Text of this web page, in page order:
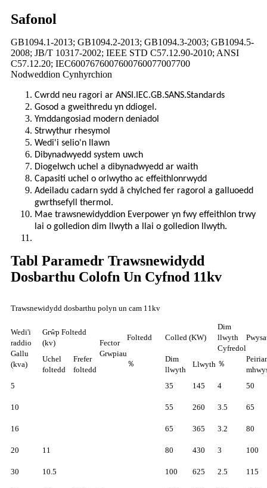
Safonol
GB1094.1-2013; GB1094.2-2013; GB1094.3-2003; GB1094.5-
2008; JB/T 10317-2002; IEEE STD C57.12.90-2010; ANSI
C57.12.20; IEC6007676007600760077007700
Nodweddion Cynhyrchion
Cwrdd neu ragori ar ANSI.IEC.GB.SANS.Standards
Gosod a gweithredu yn ddiogel.
Ymddangosiad modern deniadol
Strwythur rhesymol
Wedi'i selio'n llawn
Dibynadwyedd system uwch
Diogelwch uchel a dibynadwyedd ar waith
Capasiti uchel o orlwytho ac effeithlonrwydd
Adeiladu cadarn sydd â chylched fer ragorol a galluoedd
gwrthsefyll thermol.
Mae trawsnewidyddion Everpower yn fwy effeithlon trwy
lai o golledion dim llwyth a llai o golledion llwyth.
Tabl Paramedr Trawsnewidydd
Dosbarthu Colofn Un Cyfnod 11kv
Trawsnewidydd dosbarthu polyn un cam 11kv
Wedi'i
raddio
Gallu
(kva)
Grŵp Foltedd
(kv)
Fector
Grwpiau
Foltedd Colled (KW)
Dim
llwyth
Cyfredol
Uchel
foltedd
Frefer
foltedd
％
Dim
llwyth
Llwyth ％
5
35 145 4 50
10 55 260 3.5 65
16 65 365 3.2 80
20 11 80 430 3 100
30 10.5 100 625 2.5 115